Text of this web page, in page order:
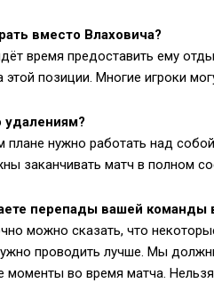
вместо Влаховича?
время предоставить ему
этой позиции. Многие игроки
удалениям?
плане нужно работать над
заканчивать матч в полном
перепады вашей команды
можно сказать, что
проводить лучше. Мы
во время матча.